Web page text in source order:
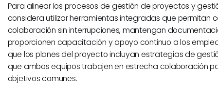
Para alinear los procesos de gestión de proyectos y
considera utilizar herramientas integradas que permitan
colaboración sin interrupciones, mantengan
proporcionen capacitación y apoyo continuo a los
que los planes del proyecto incluyan estrategias de
que ambos equipos trabajen en estrecha colaboración
objetivos comunes.